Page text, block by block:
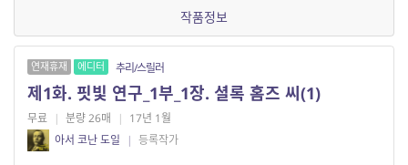
작품정보
연재휴재 에디터 추리/스릴러
제1화. 핏빛 연구_1부_1장. 셜록 홈즈 씨(1)
무료 | 분량 26매 | 17년 1월
아서 코난 도일
| 등록작가